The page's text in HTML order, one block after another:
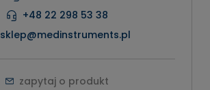
+48 22 298 53 38
sklep@medinstruments.pl
zapytaj o produkt